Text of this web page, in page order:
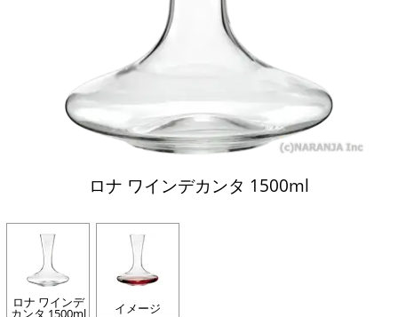
ロナ ワインデカンタ 1500ml
ロナ ワインデ
カンタ 1500ml イメージ